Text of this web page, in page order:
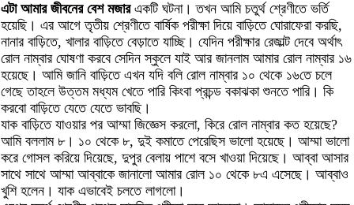
এটা আমার জীবনের বেশ মজারএকটি ঘটনা। তখন আমি চতুর্থ শ্রেণীতে ভর্তি
হয়েছি। এর আগে তৃতীয় শ্রেণীতে বার্ষিক পরীক্ষা দিয়ে বাড়িতে ঘোরাফেরা করছি,
নানার বাড়িতে, খালার বাড়িতে বেড়াতে যাচ্ছি। যেদিন পরীক্ষার রেজাল্ট দেবে অর্থাৎ
রোল নাম্বার ঘোষণা করবে সেদিন স্কুলে যাই আর জানলাম আমার রোল নাম্বার ১৬
হয়েছে। আমি জানি বাড়িতে এখন যদি বলি রোল নাম্বার ১০ থেকে ১৬তে চলে
গেছে তাহলে উত্তম মধ্যম খেতে পারি কিংবা প্রচন্ড বকাঝকা শুনতে পারি। কি
করবো বাড়িতে যেতে যেতে ভাবছি।
যাক বাড়িতে যাওয়ার পর আম্মা জিজ্ঞেস করলো, কিরে রোল নাম্বার কত হয়েছে?
আমি বললাম ৮। ১০ থেকে ৮, দুই কমাতে পেরেছিস ভালো হয়েছে। আম্মা ভালো
করে গোসল করিয়ে দিয়েছে, দুপুর বেলায় পাশে বসে খাওয়া দিয়েছে। আব্বা আসার
সাথে সাথে আম্মা আব্বাকে জানালো আমার রোল ১০ থেকে ৮এ এসেছে। আব্বাও
খুশি হলেন। যাক এভাবেই চলতে লাগলো।